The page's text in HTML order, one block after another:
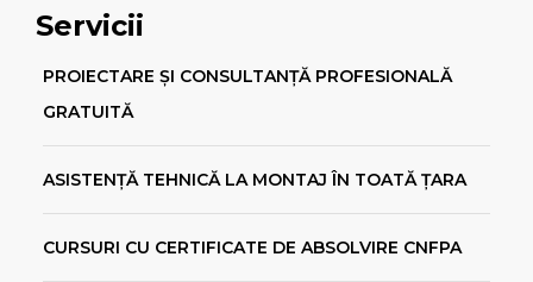
Servicii
PROIECTARE ȘI CONSULTANȚĂ PROFESIONALĂ
GRATUITĂ
ASISTENȚĂ TEHNICĂ LA MONTAJ ÎN TOATĂ ȚARA
CURSURI CU CERTIFICATE DE ABSOLVIRE CNFPA